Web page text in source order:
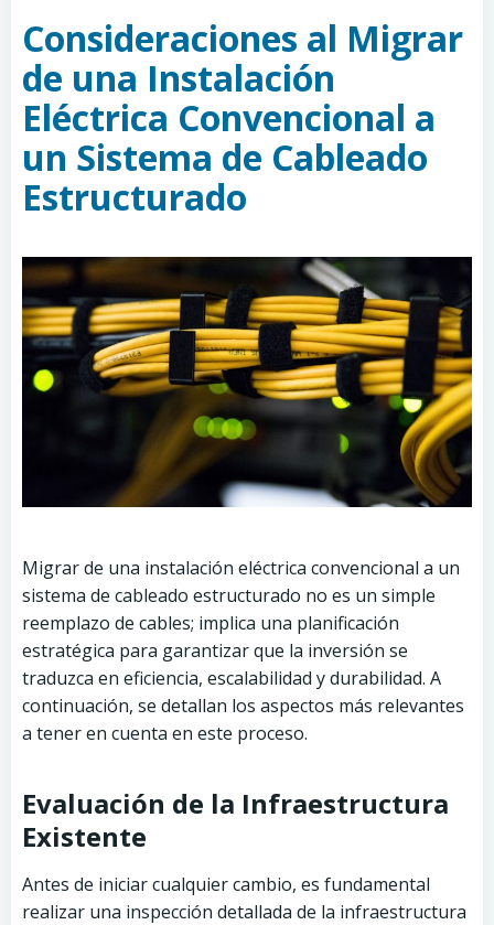
Consideraciones al Migrar
de una Instalación
Eléctrica Convencional a
un Sistema de Cableado
Estructurado
Migrar de una instalación eléctrica convencional a un
sistema de cableado estructurado no es un simple
reemplazo de cables; implica una planificación
estratégica para garantizar que la inversión se
traduzca en eficiencia, escalabilidad y durabilidad. A
continuación, se detallan los aspectos más relevantes
a tener en cuenta en este proceso.
Evaluación de la Infraestructura
Existente
Antes de iniciar cualquier cambio, es fundamental
realizar una inspección detallada de la infraestructura